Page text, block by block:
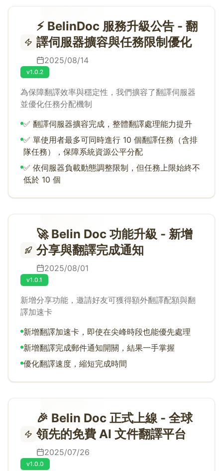
⚡ BelinDoc 服務升級公告 - 翻
譯伺服器擴容與任務限制優化
2025/08/14
v1.0.2
為保障翻譯效率與穩定性，我們擴容了翻譯伺服器
並優化任務分配機制
✅ 翻譯伺服器擴容完成，整體翻譯處理能力提升
✅ 單使用者最多可同時進行 10 個翻譯任務（含排
隊任務），保障系統資源公平分配
✅ 依伺服器負載動態調整限制，但任務上限始終不
低於 10 個
🚀 Belin Doc 功能升級 - 新增
分享與翻譯完成通知
2025/08/01
v1.0.1
新增分享功能，邀請好友可獲得額外翻譯配額與翻
譯加速卡
新增翻譯加速卡，即使在尖峰時段也能優先處理
新增翻譯完成郵件通知開關，結果一手掌握
優化翻譯速度，縮短完成時間
🎉 Belin Doc 正式上線 - 全球
領先的免費 AI 文件翻譯平台
2025/07/26
v1.0.0